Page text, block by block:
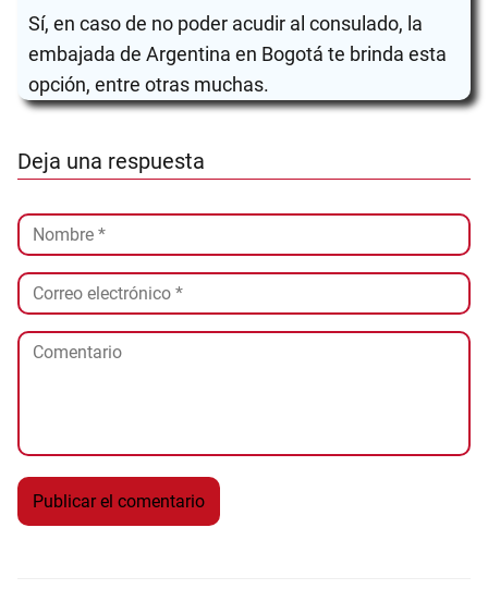
Sí, en caso de no poder acudir al consulado, la
embajada de Argentina en Bogotá te brinda esta
opción, entre otras muchas.
Deja una respuesta